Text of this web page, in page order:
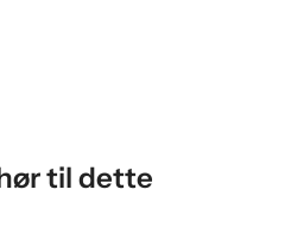
til dette